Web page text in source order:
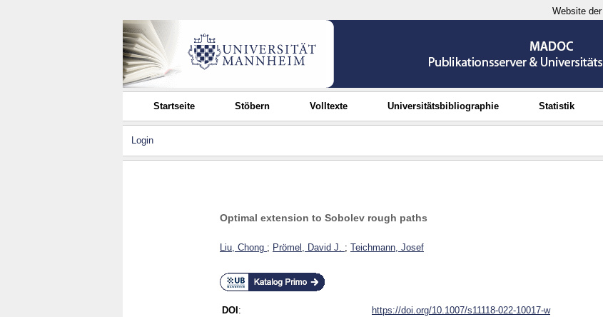
Website
Startseite Stöbern Volltexte Universitätsbibliographie Statistik
Login
Optimal extension to Sobolev rough paths
Liu, Chong ; Prömel, David J. ; Teichmann, Josef
DOI :
https://doi.org/10.1007/s11118-022-10017-w